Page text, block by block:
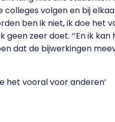
colleges volgen en bij
ben ik niet, ik doe het
zeer doet. ‘’En ik
dat de bijwerkingen
het vooral voor anderen’